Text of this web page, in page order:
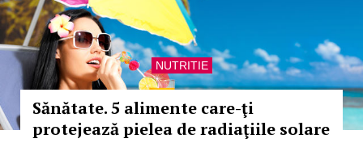
NUTRITIE
Sănătate. 5 alimente care-ţi
protejează pielea de radiaţiile solare